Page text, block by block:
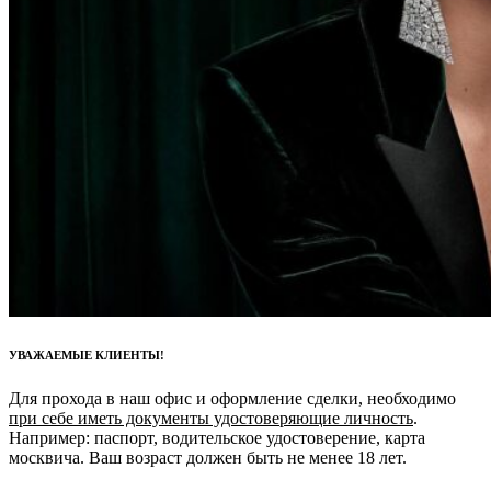
УВАЖАЕМЫЕ КЛИЕНТЫ!
Для прохода в наш офис и оформление сделки, необходимо
при себе иметь документы удостоверяющие личность.
Например: паспорт, водительское удостоверение, карта
москвича. Ваш возраст должен быть не менее 18 лет.